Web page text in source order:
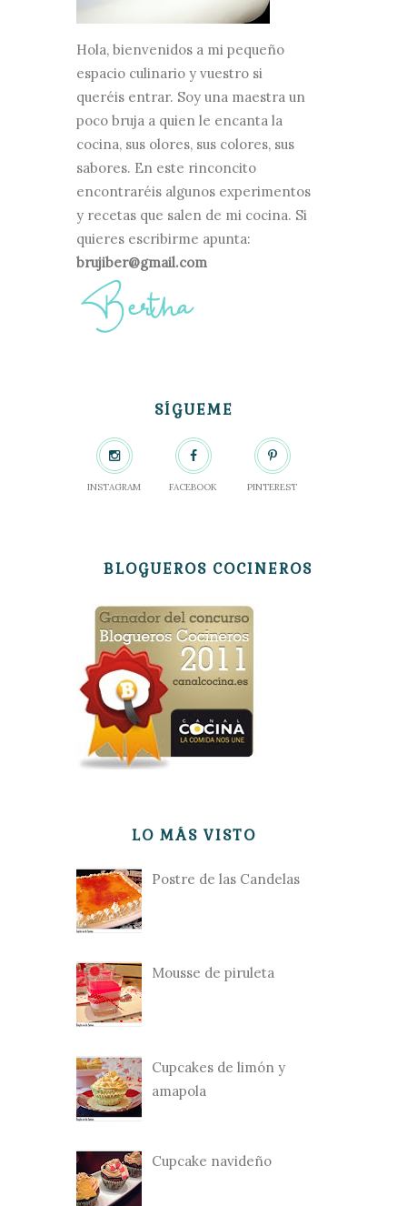
Hola, bienvenidos a mi pequeño
espacio culinario y vuestro si
queréis entrar. Soy una maestra un
poco bruja a quien le encanta la
cocina, sus olores, sus colores, sus
sabores. En este rinconcito
encontraréis algunos experimentos
y recetas que salen de mi cocina. Si
quieres escribirme apunta:
brujiber@gmail.com
SÍGUEME
INSTAGRAM FACEBOOK PINTEREST
BLOGUEROS COCINEROS
LO MÁS VISTO
Postre de las Candelas
Mousse de piruleta
Cupcakes de limón y
amapola
Cupcake navideño